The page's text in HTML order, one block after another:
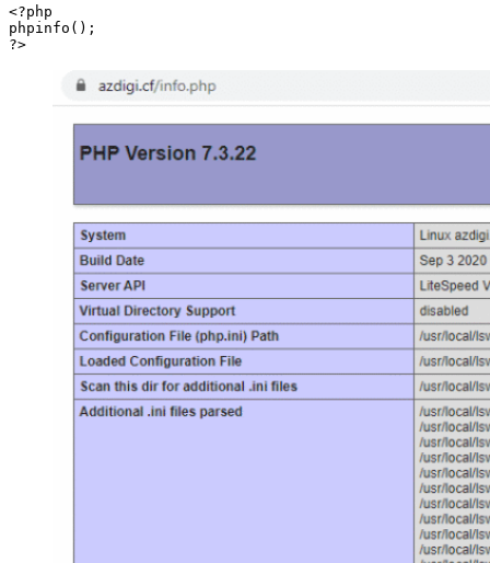
<?php
phpinfo();
?>